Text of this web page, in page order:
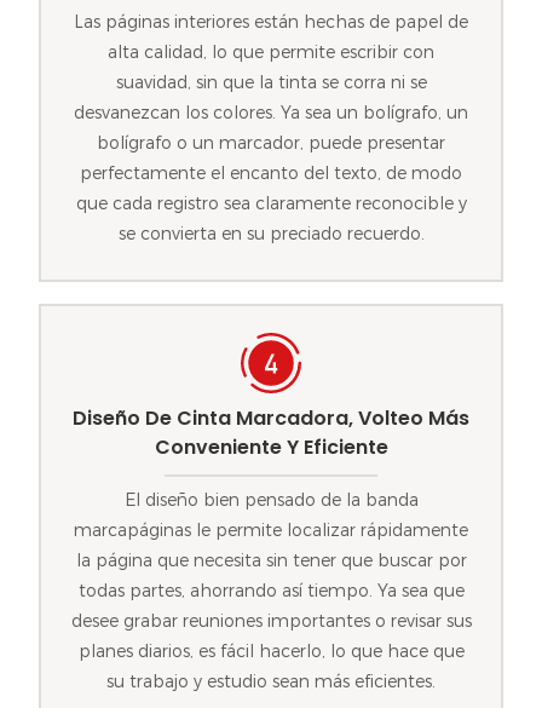
Las páginas interiores están hechas de papel de
alta calidad, lo que permite escribir con
suavidad, sin que la tinta se corra ni se
desvanezcan los colores. Ya sea un bolígrafo, un
bolígrafo o un marcador, puede presentar
perfectamente el encanto del texto, de modo
que cada registro sea claramente reconocible y
se convierta en su preciado recuerdo.
Diseño De Cinta Marcadora, Volteo Más
Conveniente Y Eficiente
El diseño bien pensado de la banda
marcapáginas le permite localizar rápidamente
la página que necesita sin tener que buscar por
todas partes, ahorrando así tiempo. Ya sea que
desee grabar reuniones importantes o revisar sus
planes diarios, es fácil hacerlo, lo que hace que
su trabajo y estudio sean más eficientes.